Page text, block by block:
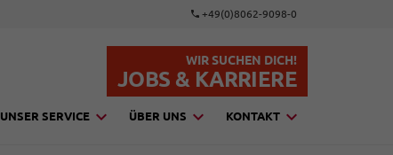
+49(0)8062-9098-0
WIR SUCHEN DICH!
JOBS & KARRIERE
UNSER SERVICE ÜBER UNS KONTAKT